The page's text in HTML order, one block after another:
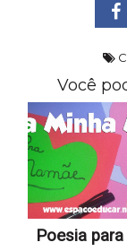
Você
Poesia para